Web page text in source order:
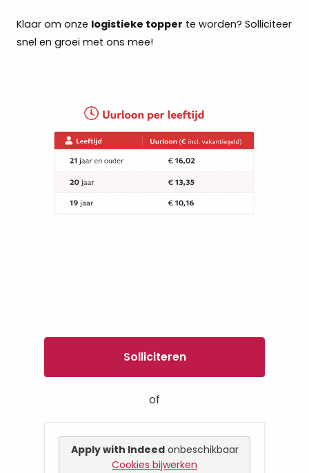
Klaar om onze logistieke topper te worden? Solliciteer
snel en groei met ons mee!
Solliciteren
of
Apply with Indeed onbeschikbaar
Cookies bijwerken